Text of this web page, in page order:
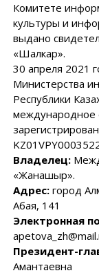
Комитете
культуры и
выдано
«Шалкар».
30 апреля 2021
Министерства
Республики
международное
Владелец:
«Жанашыр».
Адрес:город
Абая, 141
Электронная
Президент-
Амантаевна